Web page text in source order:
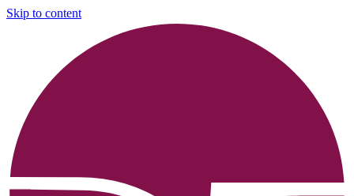
Skip to content